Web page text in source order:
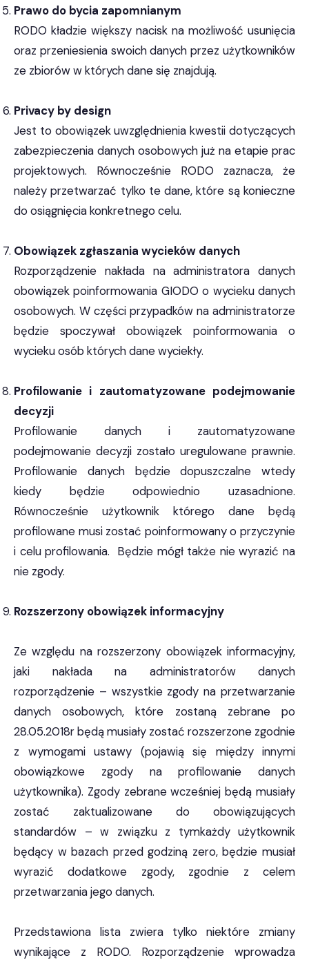
Prawo do bycia zapomnianym
RODO kładzie większy nacisk na możliwość usunięcia
oraz przeniesienia swoich danych przez użytkowników
ze zbiorów w których dane się znajdują.
Privacy by design​
Jest to obowiązek uwzględnienia kwestii dotyczących
zabezpieczenia danych osobowych już na etapie prac
projektowych. Równocześnie RODO zaznacza, że
należy przetwarzać tylko te dane, które są konieczne
do osiągnięcia konkretnego celu.
Obowiązek zgłaszania wycieków danych
Rozporządzenie nakłada na administratora danych
obowiązek poinformowania GIODO o wycieku danych
osobowych. W części przypadków na administratorze
będzie spoczywał obowiązek poinformowania o
wycieku osób których dane wyciekły.
Profilowanie i zautomatyzowane podejmowanie
decyzji
Profilowanie danych i zautomatyzowane
podejmowanie decyzji zostało uregulowane prawnie.
Profilowanie danych będzie dopuszczalne wtedy
kiedy będzie odpowiednio uzasadnione.
Równocześnie użytkownik którego dane będą
profilowane musi zostać poinformowany o przyczynie
i celu profilowania. Będzie mógł także nie wyrazić na
nie zgody.
Rozszerzony obowiązek informacyjny
Ze względu na rozszerzony obowiązek informacyjny,
jaki nakłada na administratorów danych
rozporządzenie – wszystkie zgody na przetwarzanie
danych osobowych, które zostaną zebrane po
28.05.2018r będą musiały zostać rozszerzone zgodnie
z wymogami ustawy (pojawią się między innymi
obowiązkowe zgody na profilowanie danych
użytkownika). Zgody zebrane wcześniej będą musiały
zostać zaktualizowane do obowiązujących
standardów – w związku z tymkażdy użytkownik
będący w bazach przed godziną zero, będzie musiał
wyrazić dodatkowe zgody, zgodnie z celem
przetwarzania jego danych.
Przedstawiona lista zwiera tylko niektóre zmiany
wynikające z RODO. Rozporządzenie wprowadza